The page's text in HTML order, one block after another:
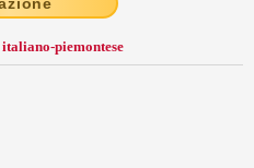
piemontese